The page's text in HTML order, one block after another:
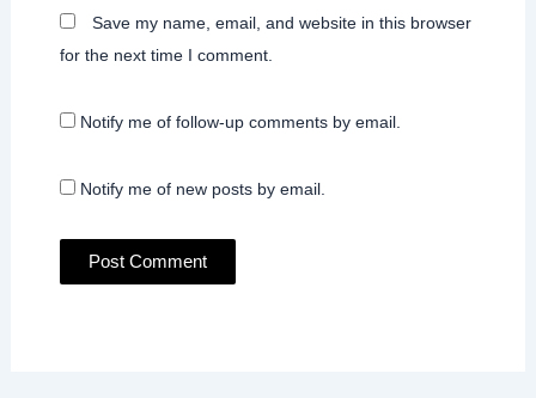
Save my name, email, and website in this browser
for the next time I comment.
Notify me of follow-up comments by email.
Notify me of new posts by email.